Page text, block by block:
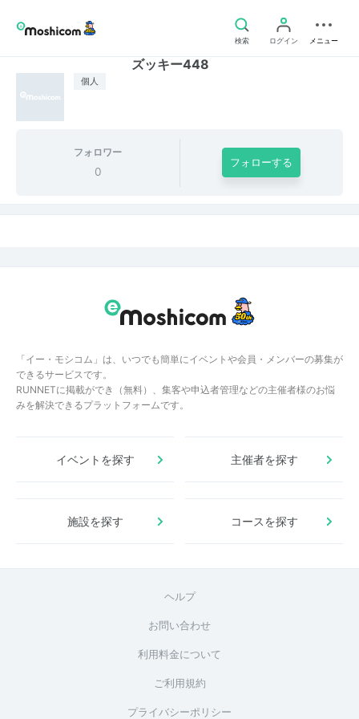
検索 ログイン メニュー
個人
ズッキー448
フォロワー
0
フォローする
「イー・モシコム」は、いつでも簡単にイベントや会員・メンバーの募集が
できるサービスです。
RUNNETに掲載ができ（無料）、集客や申込者管理などの主催者様のお悩
みを解決できるプラットフォームです。
イベントを探す 主催者を探す
施設を探す コースを探す
ヘルプ
お問い合わせ
利用料金について
ご利用規約
プライバシーポリシー